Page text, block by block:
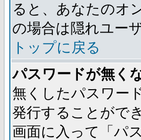
ると、あなたのオ
の場合は隠れユー
トップに戻る
パスワードが無く
無くしたパスワー
発行することがで
画面に入って「パ